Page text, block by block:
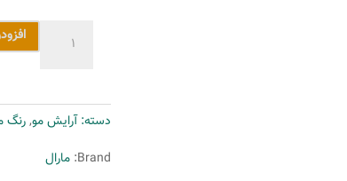
شماره
12.21
حجم
دسته:آرایش مو,رنگ
Brand: مارال